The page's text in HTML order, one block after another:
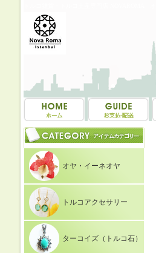
オヤ・イーネオヤ
トルコアクセサリー
ターコイズ（トルコ石）